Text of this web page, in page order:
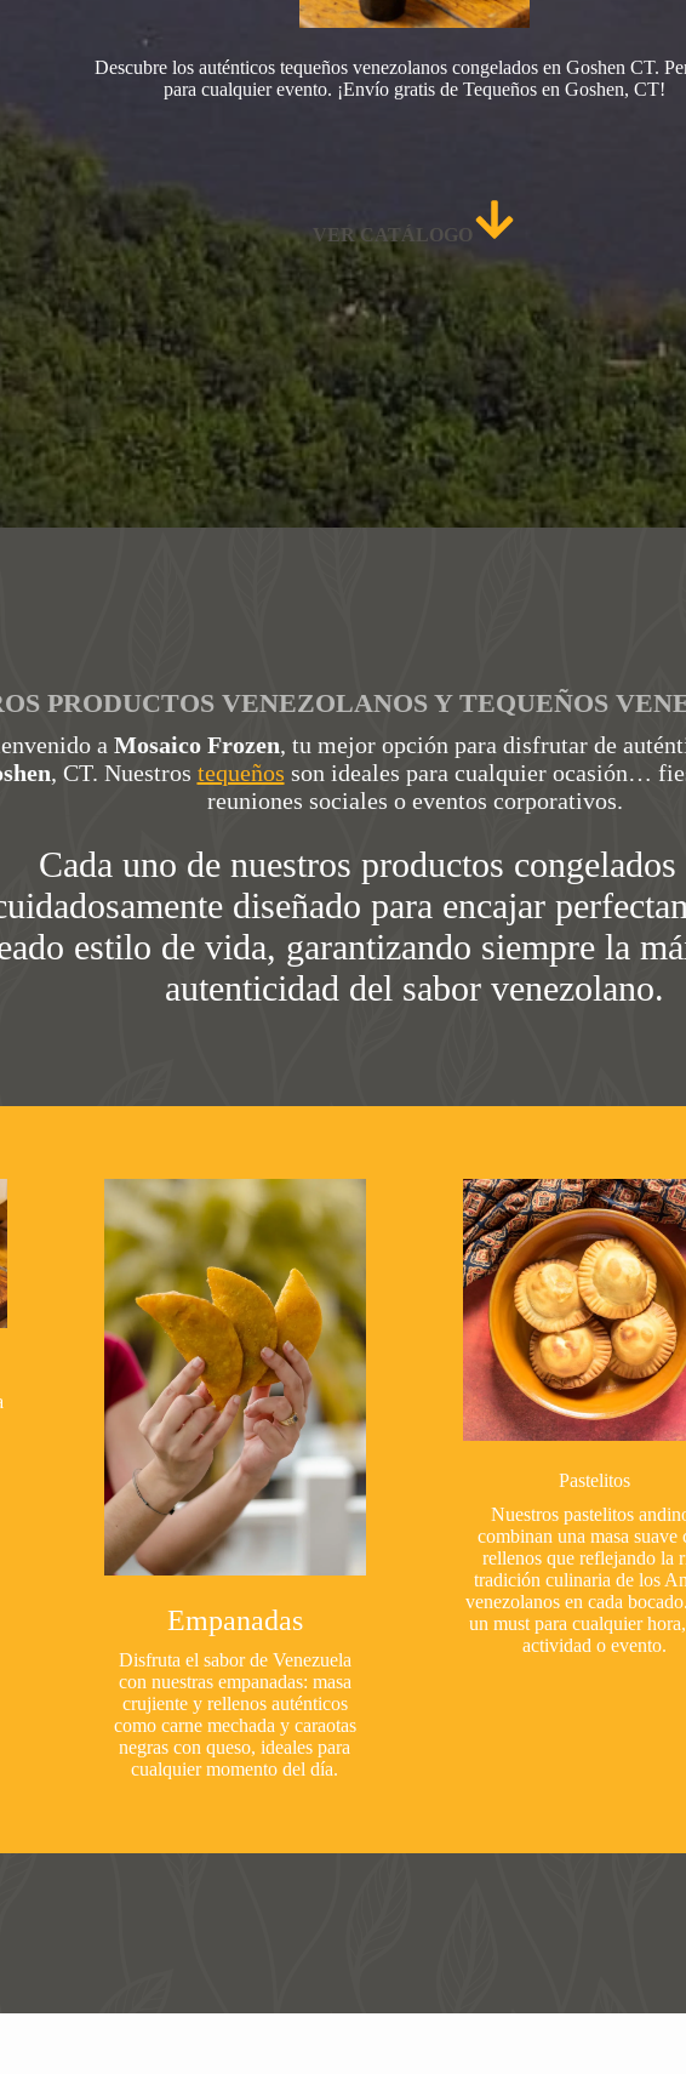
Descubre los auténticos tequeños venezolanos congelados en Goshen CT.
para cualquier evento. ¡Envío gratis de Tequeños en Goshen, CT!
VER CATÁLOGO
PRODUCTOS VENEZOLANOS Y TEQUEÑOS
a Mosaico Frozen, tu mejor opción para disfrutar de
, CT. Nuestros tequeños son ideales para cualquier ocasión…
reuniones sociales o eventos corporativos.
Cada uno de nuestros productos
diseñado para encajar
estilo de vida, garantizando siempre la
autenticidad del sabor venezolano.
Empanadas
Disfruta el sabor de Venezuela
con nuestras empanadas: masa
crujiente y rellenos auténticos
como carne mechada y caraotas
negras con queso, ideales para
cualquier momento del día.
Pastelitos
Nuestros pastelitos
combinan una masa suave
rellenos que reflejando la
tradición culinaria de los
venezolanos en cada
un must para cualquier
actividad o evento.